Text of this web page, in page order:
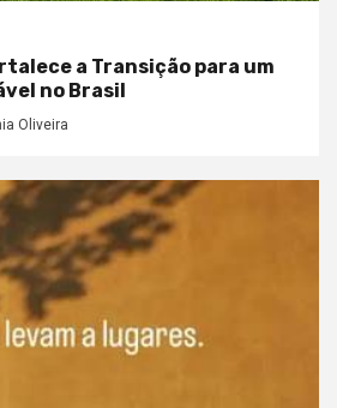
a Transição para um
no Brasil
Oliveira